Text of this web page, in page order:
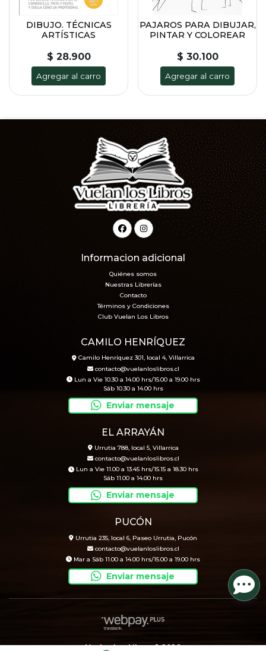
DIBUJO. TÉCNICAS
ARTÍSTICAS
$ 28.900
Agregar al carro
PAJAROS PARA DIBUJAR,
PINTAR Y COLOREAR
$ 30.100
Agregar al carro
Informacion adicional
Quiénes somos
Nuestras Librerías
Contacto
Términos y Condiciones
Club Vuelan Los Libros
CAMILO HENRÍQUEZ
Camilo Henríquez 301, local 4, Villarrica
contacto@vuelanloslibros.cl
Lun a Vie 10.30 a 14.00 hrs/15.00 a 19.00 hrs
Sáb 10.30 a 14.00 hrs
Enviar mensaje
EL ARRAYÁN
Urrutia 788, local 5, Villarrica
contacto@vuelanloslibros.cl
Lun a Vie 11.00 a 13.45 hrs/15.15 a 18.30 hrs
Sáb 11.00 a 14.00 hrs
Enviar mensaje
PUCÓN
Urrutia 235, local 6, Paseo Urrutia, Pucón
contacto@vuelanloslibros.cl
Mar a Sáb 11.00 a 14.00 hrs/15.00 a 19.00 hrs
Enviar mensaje
Vuelan Los Libros © 2026